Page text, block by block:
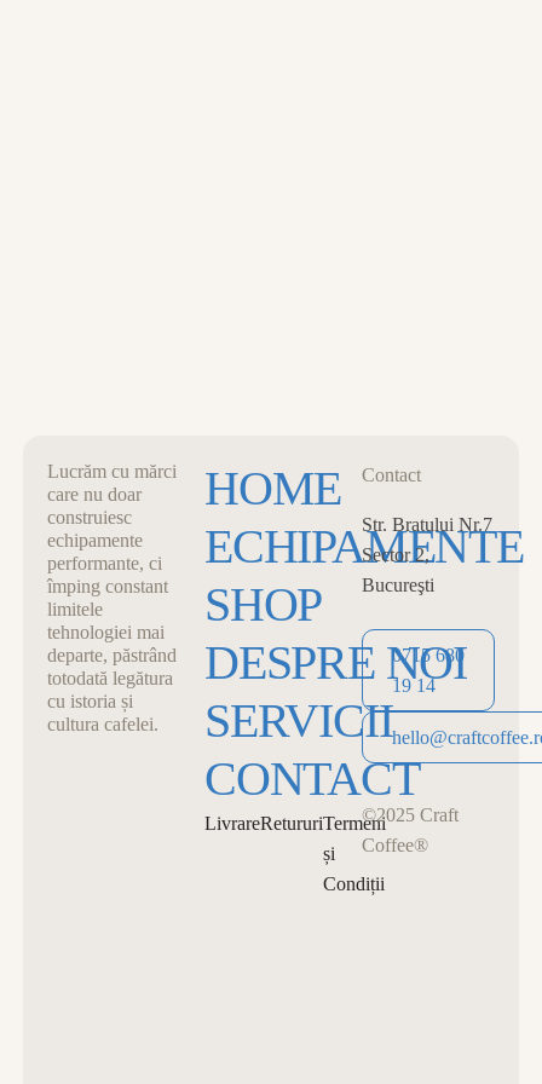
Lucrăm cu mărci
care nu doar
construiesc
echipamente
performante, ci
împing constant
limitele
tehnologiei mai
departe, păstrând
totodată legătura
cu istoria și
cultura cafelei.
HOME
ECHIPAMENTE
SHOP
DESPRE NOI
SERVICII
CONTACT
LivrareRetururiTermeni
și
Condiții
Contact
Str. Bratului Nr.7
Sector 2,
Bucureşti
0715 680
19 14
©2025 Craft
Coffee®